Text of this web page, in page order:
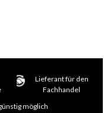
Lieferant für den
Fachhandel
möglich